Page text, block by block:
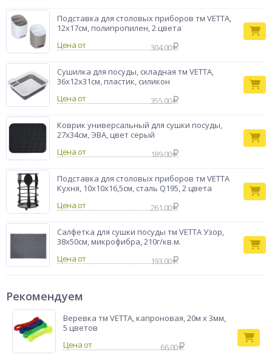
Подставка для столовых приборов тм VETTA,
12х17см, полипропилен, 2 цвета
Цена от
304.00
Сушилка для посуды, складная тм VETTA,
36x12х31см, пластик, силикон
Цена от
355.00
Коврик универсальный для сушки посуды,
27x34см, ЭВА, цвет серый
Цена от
189.00
Подставка для столовых приборов тм VETTA
Кухня, 10х10х16,5см, сталь Q195, 2 цвета
Цена от
261.00
Салфетка для сушки посуды тм VETTA Узор,
38x50см, микрофибра, 210г/кв.м.
Цена от
193.00
Рекомендуем
Веревка тм VETTA, капроновая, 20м x 3мм,
5 цветов
66.00